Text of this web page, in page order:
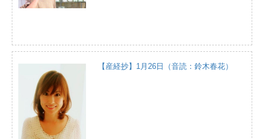
【産経抄】1月26日（音読：鈴木春花）